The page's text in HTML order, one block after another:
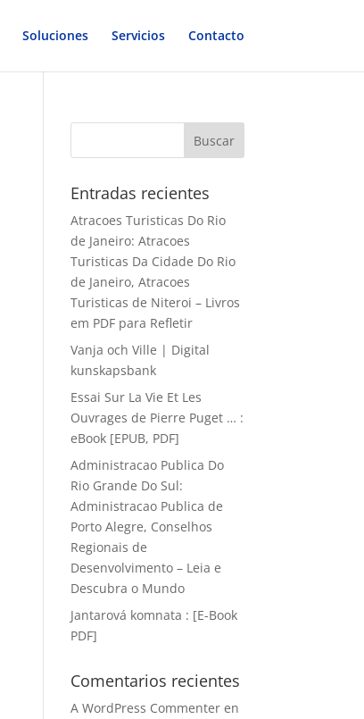
Soluciones Servicios Contacto
Entradas recientes
Atracoes Turisticas Do Rio
de Janeiro: Atracoes
Turisticas Da Cidade Do Rio
de Janeiro, Atracoes
Turisticas de Niteroi – Livros
em PDF para Refletir
Vanja och Ville | Digital
kunskapsbank
Essai Sur La Vie Et Les
Ouvrages de Pierre Puget … :
eBook [EPUB, PDF]
Administracao Publica Do
Rio Grande Do Sul:
Administracao Publica de
Porto Alegre, Conselhos
Regionais de
Desenvolvimento – Leia e
Descubra o Mundo
Jantarová komnata : [E-Book
PDF]
Comentarios recientes
A WordPress Commenter en